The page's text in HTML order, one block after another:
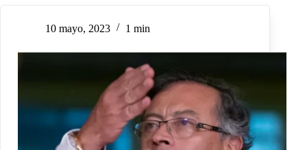
10 mayo, 2023 1 min